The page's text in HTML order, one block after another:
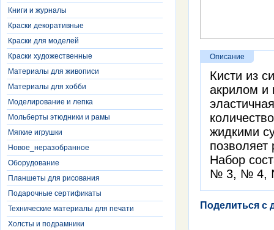
Книги и журналы
Краски декоративные
Краски для моделей
Краски художественные
Материалы для живописи
Материалы для хобби
Моделирование и лепка
Мольберты этюдники и рамы
Мягкие игрушки
Новое_неразобранное
Оборудование
Планшеты для рисования
Подарочные сертификаты
Технические материалы для печати
Холсты и подрамники
Описание
Кисти из
акрилом и
жидкими
Набор
№ 3, № 4,
Поделиться с